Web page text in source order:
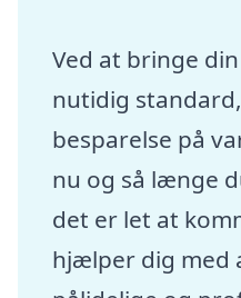
Ved at bringe
nutidig
besparelse på
nu og så længe
det er let at
hjælper dig med